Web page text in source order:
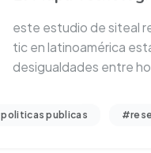
tic en latinoamérica
desigualdades entre